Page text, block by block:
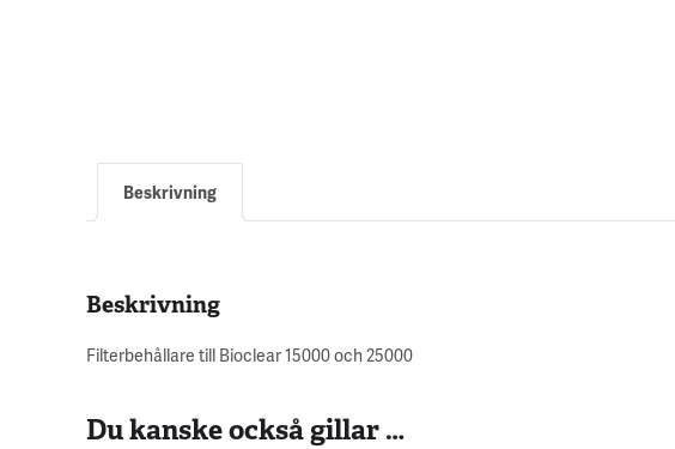
Beskrivning
Beskrivning
Filterbehållare till Bioclear 15000 och 25000
Du kanske också gillar …